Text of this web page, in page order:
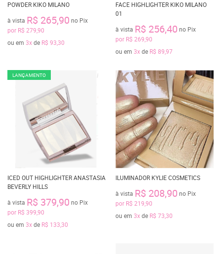
POWDER KIKO MILANO
à vista R$ 265,90 no Pix
por R$ 279,90
ou em 3xde R$ 93,30
FACE HIGHLIGHTER KIKO MILANO
01
à vista R$ 256,40 no Pix
por R$ 269,90
ou em 3xde R$ 89,97
LANÇAMENTO
ICED OUT HIGHLIGHTER ANASTASIA
BEVERLY HILLS
à vista R$ 379,90 no Pix
por R$ 399,90
ou em 3xde R$ 133,30
ILUMINADOR KYLIE COSMETICS
à vista R$ 208,90 no Pix
por R$ 219,90
ou em 3xde R$ 73,30